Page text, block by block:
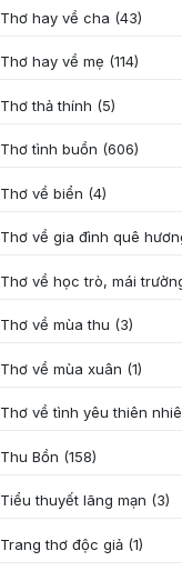
Thơ hay về cha (43)
Thơ hay về mẹ (114)
Thơ thả thính (5)
Thơ tình buồn (606)
Thơ về biển (4)
Thơ về gia đình quê
Thơ về học trò, mái
Thơ về mùa thu (3)
Thơ về mùa xuân (1)
Thơ về tình yêu thiên
Thu Bồn (158)
Tiểu thuyết lãng mạn (3)
Trang thơ độc giả (1)